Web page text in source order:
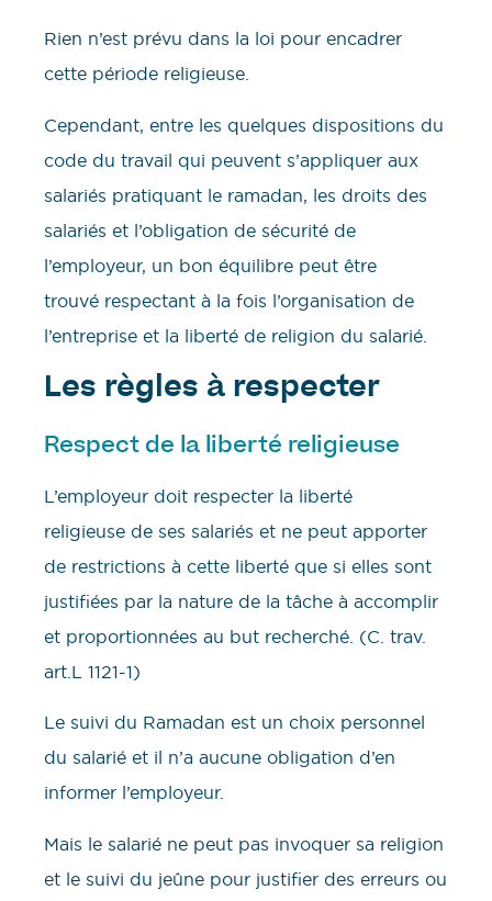
Rien n’est prévu dans la loi pour encadrer
cette période religieuse.
Cependant, entre les quelques dispositions du
code du travail qui peuvent s’appliquer aux
salariés pratiquant le ramadan, les droits des
salariés et l’obligation de sécurité de
l’employeur, un bon équilibre peut être
trouvé respectant à la fois l’organisation de
l’entreprise et la liberté de religion du salarié.
Les règles à respecter
Respect de la liberté religieuse
L’employeur doit respecter la liberté
religieuse de ses salariés et ne peut apporter
de restrictions à cette liberté que si elles sont
justifiées par la nature de la tâche à accomplir
et proportionnées au but recherché. (C. trav.
art.L 1121-1)
Le suivi du Ramadan est un choix personnel
du salarié et il n’a aucune obligation d’en
informer l’employeur.
Mais le salarié ne peut pas invoquer sa religion
et le suivi du jeûne pour justifier des erreurs ou